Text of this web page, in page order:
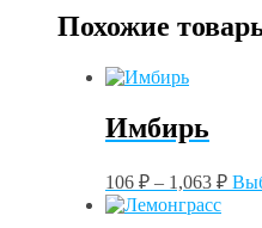
Похожие
Имбирь
106 ₽ – 1,063 ₽